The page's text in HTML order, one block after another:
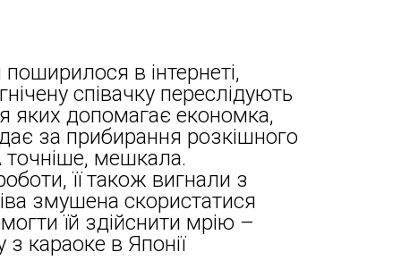
в інтернеті,
співачку переслідують
яких допомагає економка,
за прибирання розкішного
мешкала.
її також вигнали з
змушена скористатися
їй здійснити мрію –
з караоке в Японії